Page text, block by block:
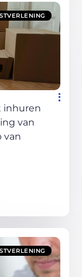
inhuren
van
van